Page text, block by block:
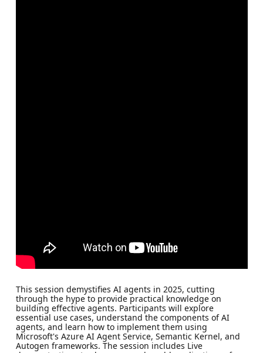
This session demystifies AI agents in 2025, cutting
through the hype to provide practical knowledge on
building effective agents. Participants will explore
essential use cases, understand the components of AI
agents, and learn how to implement them using
Microsoft's Azure AI Agent Service, Semantic Kernel, and
Autogen frameworks. The session includes Live